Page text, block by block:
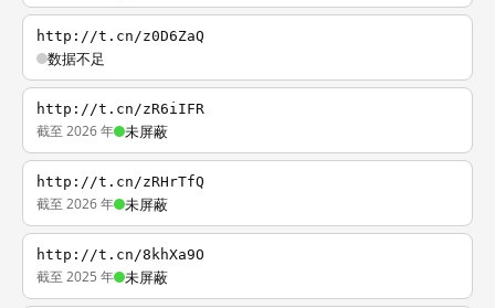
http://t.cn/z0D6ZaQ
数据不足
http://t.cn/zR6iIFR
截至 2026 年 未屏蔽
http://t.cn/zRHrTfQ
截至 2026 年 未屏蔽
http://t.cn/8khXa9O
截至 2025 年 未屏蔽